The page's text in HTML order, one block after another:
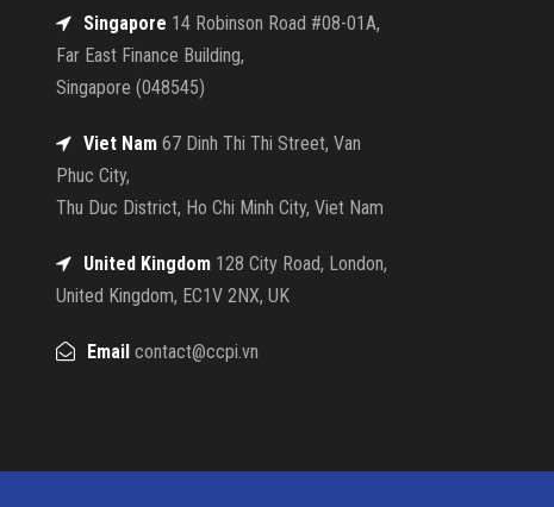
Singapore 14 Robinson Road #08-01A,
Far East Finance Building,
Singapore (048545)
Viet Nam 67 Dinh Thi Thi Street, Van
Phuc City,
Thu Duc District, Ho Chi Minh City, Viet Nam
United Kingdom 128 City Road, London,
United Kingdom, EC1V 2NX, UK
Email contact@ccpi.vn